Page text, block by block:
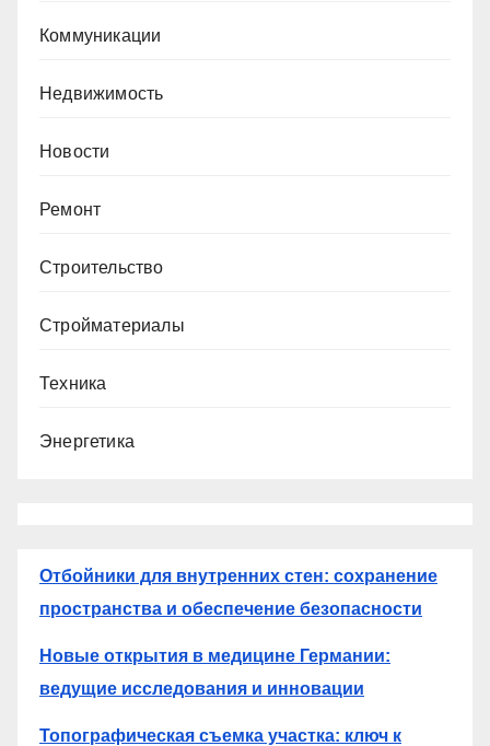
Коммуникации
Недвижимость
Новости
Ремонт
Строительство
Стройматериалы
Техника
Энергетика
Отбойники для внутренних стен: сохранение
пространства и обеспечение безопасности
Новые открытия в медицине Германии:
ведущие исследования и инновации
Топографическая съемка участка: ключ к